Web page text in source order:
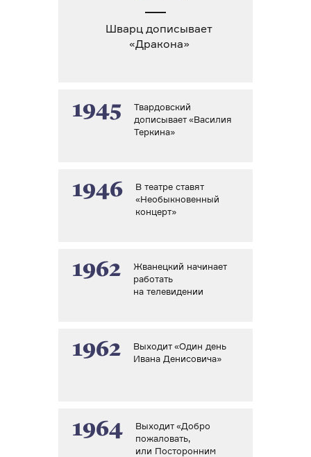
Шварц дописывает
«Дракона»
1945
Твардовский
дописывает «Василия
Теркина»
1946
В театре ставят
«Необыкновенный
концерт»
1962
Жванецкий начинает
работать
на телевидении
1962
Выходит «Один день
Ивана Денисовича»
1964
Выходит «Добро
пожаловать,
или Посторонним